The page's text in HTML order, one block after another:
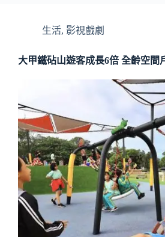
生活, 影視戲劇
大甲鐵砧山遊客成長6倍 全齡空間